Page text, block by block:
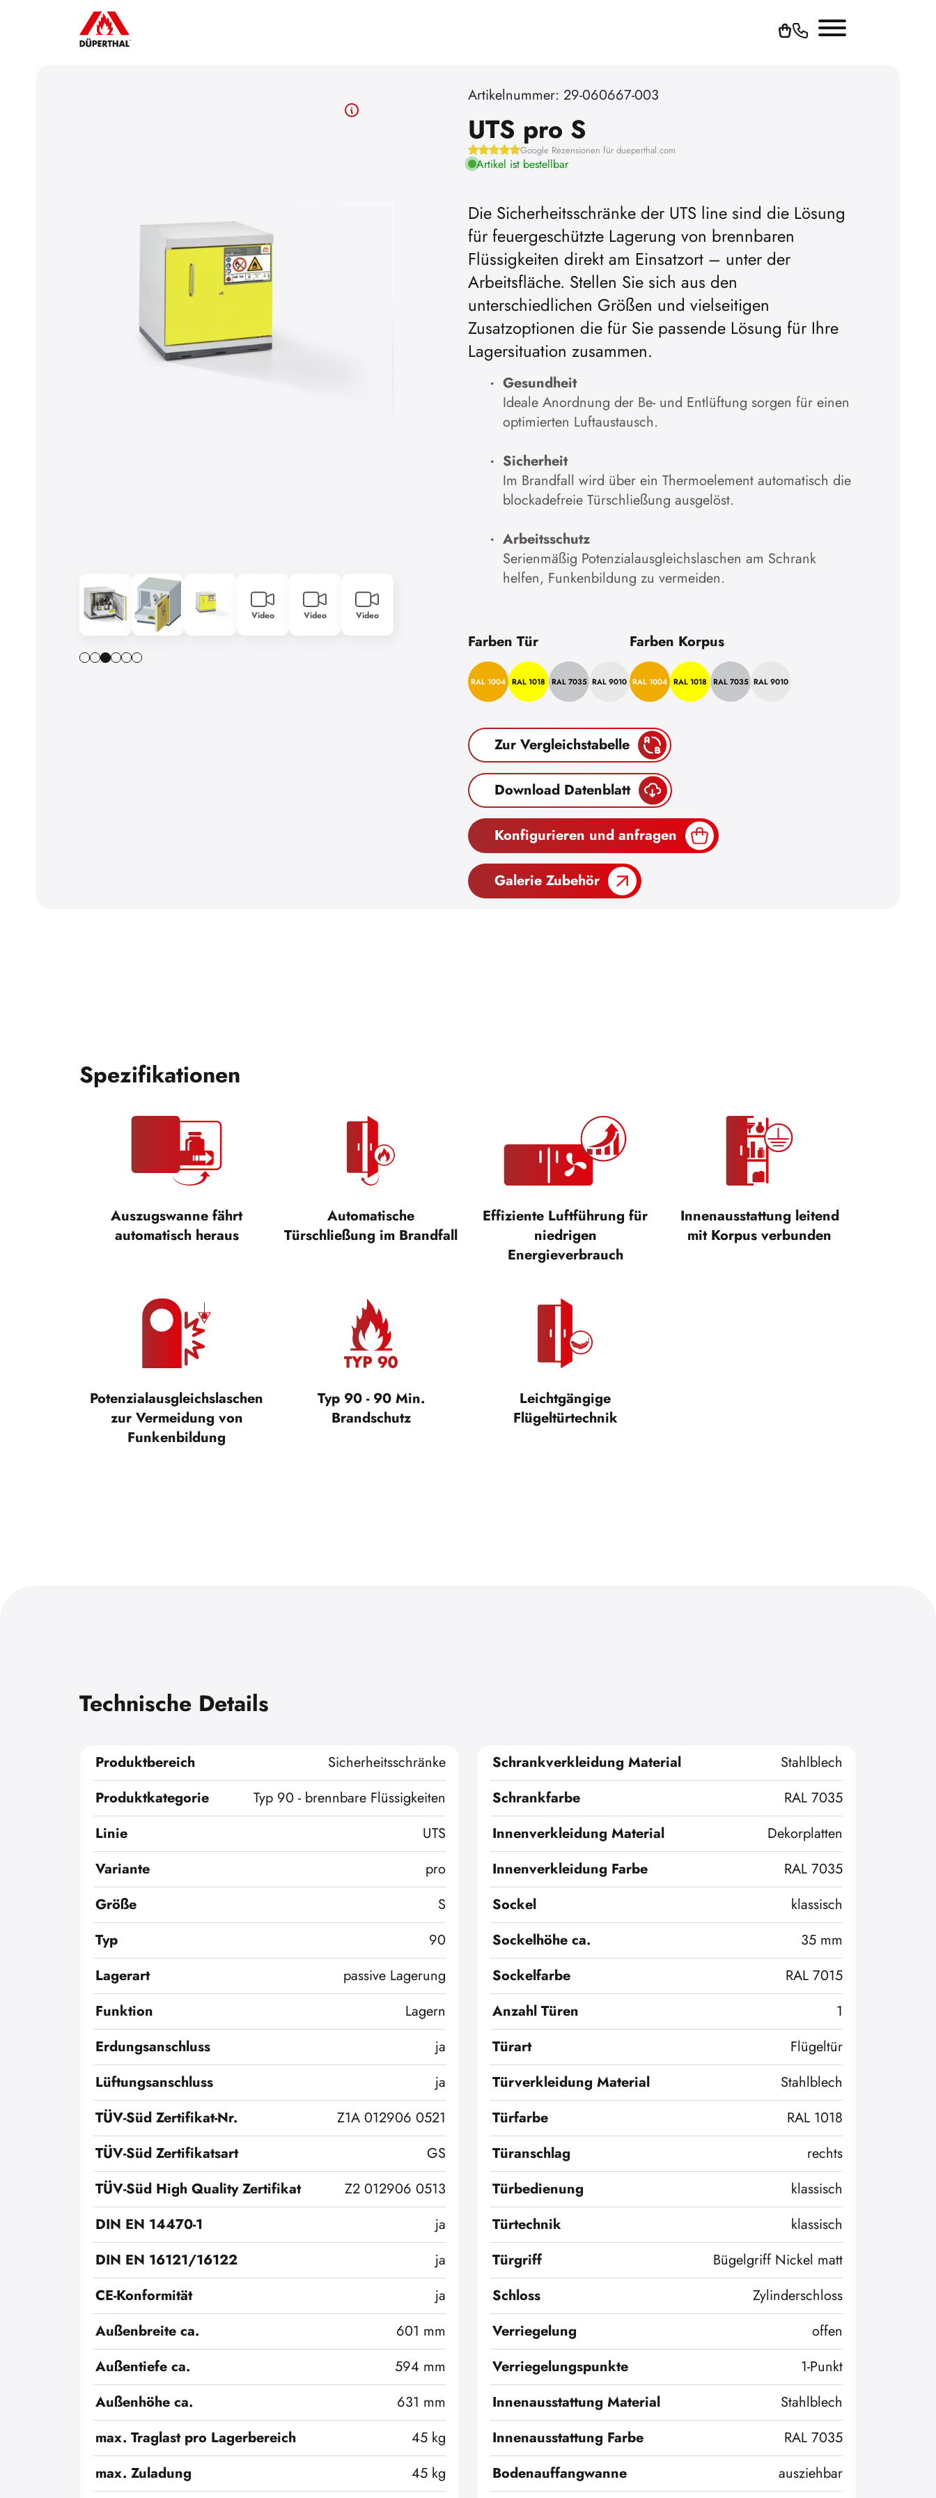
YouTube-Videos abspielen zu
müssen Sie vorher die Werbe-
Cookies akzeptieren.
Cookies akzeptieren
Um YouTube-Videos abspielen zu
können, müssen Sie vorher die Werbe-
Cookies akzeptieren.
Cookies akzeptieren
Um YouTube-Videos abspielen zu
können, müssen Sie vorher die Werbe-
Cookies akzeptieren.
Cookies akzeptieren
Video Video Video
Artikelnummer: 29-060667-003
UTS pro S
Google Rezensionen für dueperthal.com
Artikel ist bestellbar
Die Sicherheitsschränke der UTS line sind die Lösung
für feuergeschützte Lagerung von brennbaren
Flüssigkeiten direkt am Einsatzort – unter der
Arbeitsfläche. Stellen Sie sich aus den
unterschiedlichen Größen und vielseitigen
Zusatzoptionen die für Sie passende Lösung für Ihre
Lagersituation zusammen.
Gesundheit
Ideale Anordnung der Be- und Entlüftung sorgen für einen
optimierten Luftaustausch.
Sicherheit
Im Brandfall wird über ein Thermoelement automatisch die
blockadefreie Türschließung ausgelöst.
Arbeitsschutz
Serienmäßig Potenzialausgleichslaschen am Schrank
helfen, Funkenbildung zu vermeiden.
Farben Tür
RAL 1004 RAL 1018 RAL 7035 RAL 9010
Farben Korpus
RAL 1004 RAL 1018 RAL 7035 RAL 9010
Zur Vergleichstabelle
Download Datenblatt
Konfigurieren und anfragen
Galerie Zubehör
Spezifikationen
Auszugswanne fährt
automatisch heraus
Automatische
Türschließung im Brandfall
Effiziente Luftführung für
niedrigen
Energieverbrauch
Innenausstattung leitend
mit Korpus verbunden
Potenzialausgleichslaschen
zur Vermeidung von
Funkenbildung
Typ 90 - 90 Min.
Brandschutz
Leichtgängige
Flügeltürtechnik
Technische Details
Produktbereich
Sicherheitsschränke
Produktkategorie
Typ 90 - brennbare Flüssigkeiten
Linie
UTS
Variante
pro
Größe
S
Typ
90
Lagerart
passive Lagerung
Funktion
Lagern
Erdungsanschluss
ja
Lüftungsanschluss
ja
TÜV-Süd Zertifikat-Nr.
Z1A 012906 0521
TÜV-Süd Zertifikatsart
GS
TÜV-Süd High Quality Zertifikat
Z2 012906 0513
DIN EN 14470-1
ja
DIN EN 16121/16122
ja
CE-Konformität
ja
Außenbreite ca.
601 mm
Außentiefe ca.
594 mm
Außenhöhe ca.
631 mm
max. Traglast pro Lagerbereich
45 kg
max. Zuladung
45 kg
Schrankverkleidung Material
Stahlblech
Schrankfarbe
RAL 7035
Innenverkleidung Material
Dekorplatten
Innenverkleidung Farbe
RAL 7035
Sockel
klassisch
Sockelhöhe ca.
35 mm
Sockelfarbe
RAL 7015
Anzahl Türen
1
Türart
Flügeltür
Türverkleidung Material
Stahlblech
Türfarbe
RAL 1018
Türanschlag
rechts
Türbedienung
klassisch
Türtechnik
klassisch
Türgriff
Bügelgriff Nickel matt
Schloss
Zylinderschloss
Verriegelung
offen
Verriegelungspunkte
1-Punkt
Innenausstattung Material
Stahlblech
Innenausstattung Farbe
RAL 7035
Bodenauffangwanne
ausziehbar